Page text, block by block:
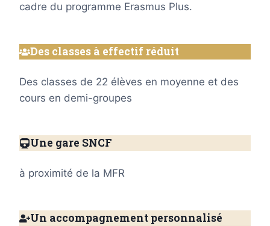
cadre du programme Erasmus Plus.
Des classes à effectif réduit
Des classes de 22 élèves en moyenne et des
cours en demi-groupes
Une gare SNCF
à proximité de la MFR
Un accompagnement personnalisé